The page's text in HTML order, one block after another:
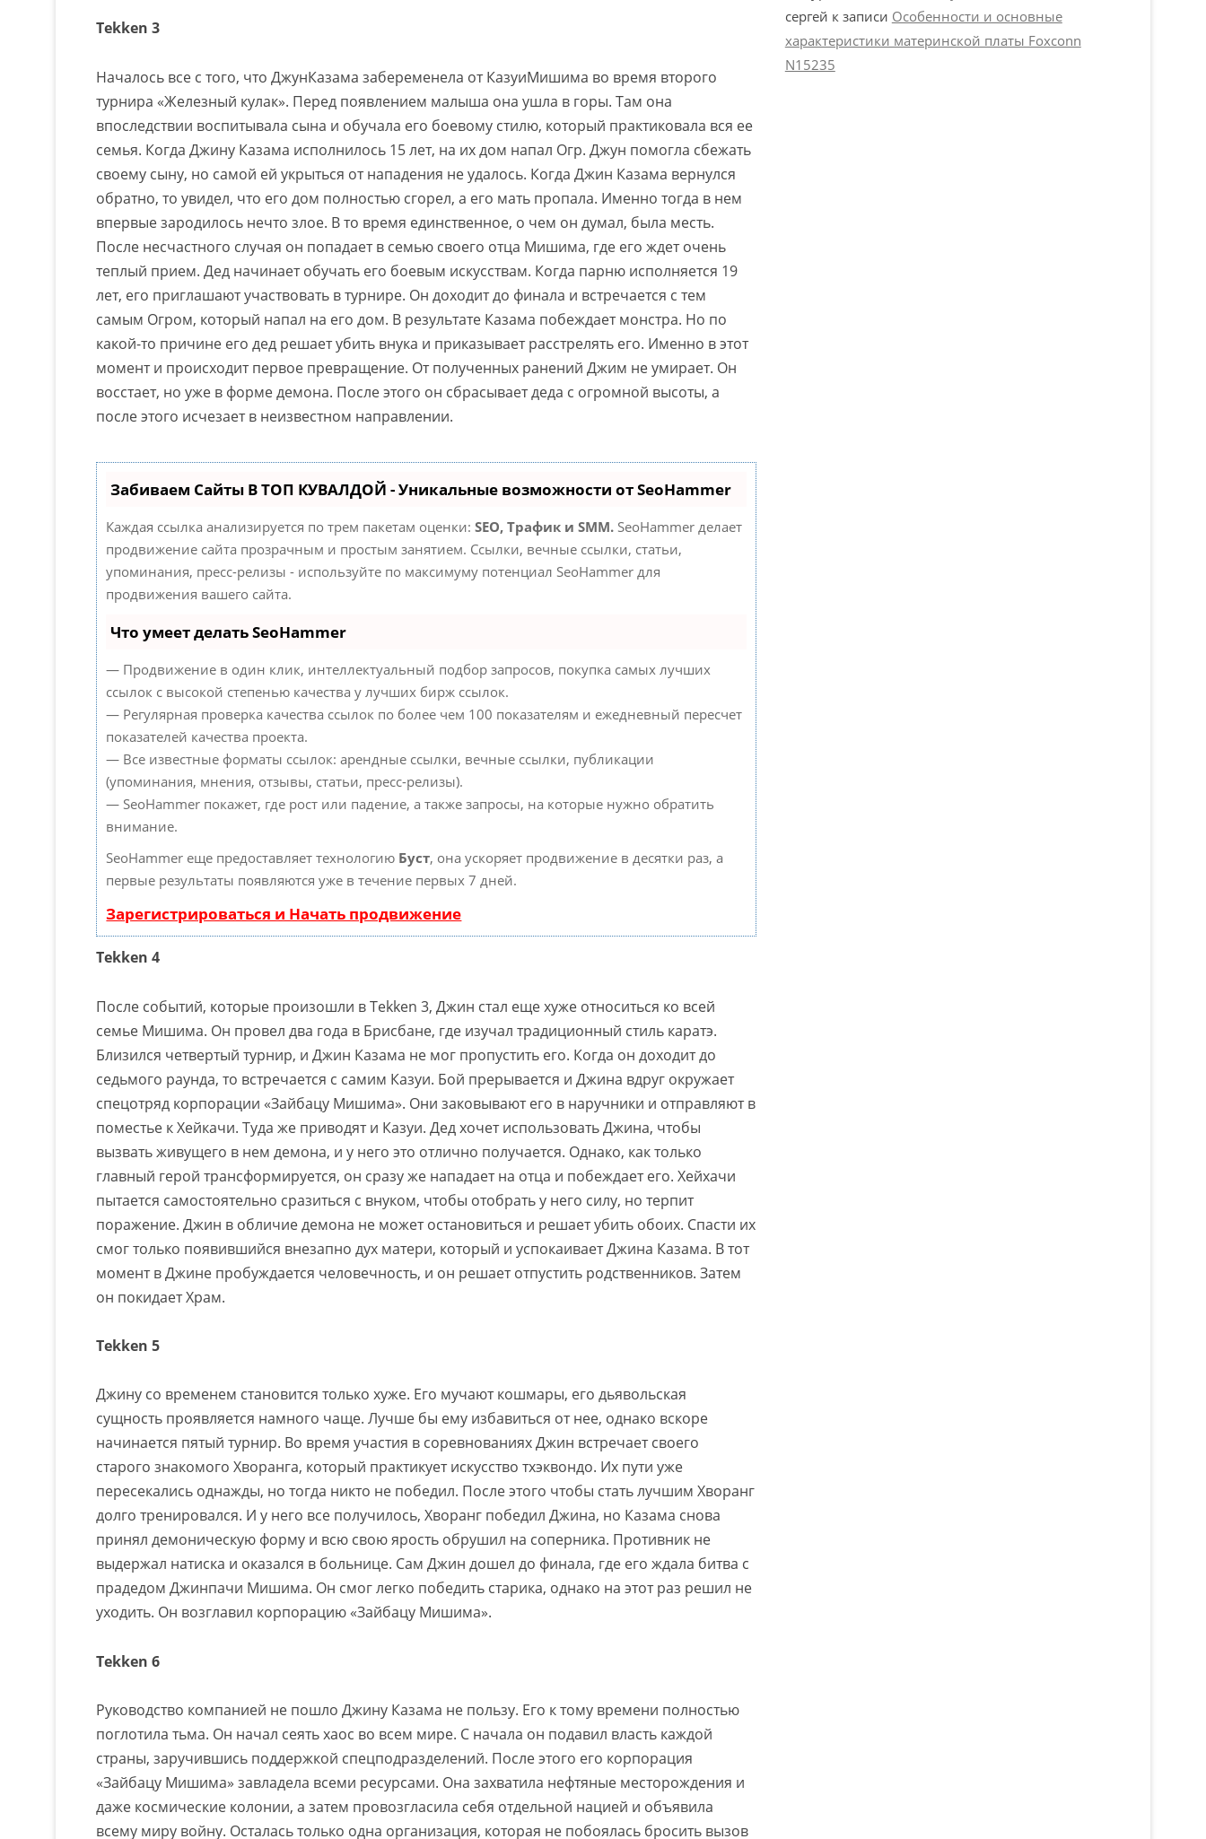
Tekken 3
Началось все с того, что ДжунКазама забеременела от КазуиМишима во время второго
турнира «Железный кулак». Перед появлением малыша она ушла в горы. Там она
впоследствии воспитывала сына и обучала его боевому стилю, который практиковала вся ее
семья. Когда Джину Казама исполнилось 15 лет, на их дом напал Огр. Джун помогла сбежать
своему сыну, но самой ей укрыться от нападения не удалось. Когда Джин Казама вернулся
обратно, то увидел, что его дом полностью сгорел, а его мать пропала. Именно тогда в нем
впервые зародилось нечто злое. В то время единственное, о чем он думал, была месть.
После несчастного случая он попадает в семью своего отца Мишима, где его ждет очень
теплый прием. Дед начинает обучать его боевым искусствам. Когда парню исполняется 19
лет, его приглашают участвовать в турнире. Он доходит до финала и встречается с тем
самым Огром, который напал на его дом. В результате Казама побеждает монстра. Но по
какой-то причине его дед решает убить внука и приказывает расстрелять его. Именно в этот
момент и происходит первое превращение. От полученных ранений Джим не умирает. Он
восстает, но уже в форме демона. После этого он сбрасывает деда с огромной высоты, а
после этого исчезает в неизвестном направлении.
Забиваем Сайты В ТОП КУВАЛДОЙ - Уникальные возможности от SeoHammer
Каждая ссылка анализируется по трем пакетам оценки:SEO, Трафик и SMM. SeoHammer делает
продвижение сайта прозрачным и простым занятием. Ссылки, вечные ссылки, статьи,
упоминания, пресс-релизы - используйте по максимуму потенциал SeoHammer для
продвижения вашего сайта.
Что умеет делать SeoHammer
— Продвижение в один клик, интеллектуальный подбор запросов, покупка самых лучших
ссылок с высокой степенью качества у лучших бирж ссылок.
— Регулярная проверка качества ссылок по более чем 100 показателям и ежедневный пересчет
показателей качества проекта.
— Все известные форматы ссылок: арендные ссылки, вечные ссылки, публикации
(упоминания, мнения, отзывы, статьи, пресс-релизы).
— SeoHammer покажет, где рост или падение, а также запросы, на которые нужно обратить
внимание.
SeoHammer еще предоставляет технологию Буст, она ускоряет продвижение в десятки раз, а
первые результаты появляются уже в течение первых 7 дней.
Зарегистрироваться и Начать продвижение
Tekken 4
После событий, которые произошли в Tekken 3, Джин стал еще хуже относиться ко всей
семье Мишима. Он провел два года в Брисбане, где изучал традиционный стиль каратэ.
Близился четвертый турнир, и Джин Казама не мог пропустить его. Когда он доходит до
седьмого раунда, то встречается с самим Казуи. Бой прерывается и Джина вдруг окружает
спецотряд корпорации «Зайбацу Мишима». Они заковывают его в наручники и отправляют в
поместье к Хейкачи. Туда же приводят и Казуи. Дед хочет использовать Джина, чтобы
вызвать живущего в нем демона, и у него это отлично получается. Однако, как только
главный герой трансформируется, он сразу же нападает на отца и побеждает его. Хейхачи
пытается самостоятельно сразиться с внуком, чтобы отобрать у него силу, но терпит
поражение. Джин в обличие демона не может остановиться и решает убить обоих. Спасти их
смог только появившийся внезапно дух матери, который и успокаивает Джина Казама. В тот
момент в Джине пробуждается человечность, и он решает отпустить родственников. Затем
он покидает Храм.
Tekken 5
Джину со временем становится только хуже. Его мучают кошмары, его дьявольская
сущность проявляется намного чаще. Лучше бы ему избавиться от нее, однако вскоре
начинается пятый турнир. Во время участия в соревнованиях Джин встречает своего
старого знакомого Хворанга, который практикует искусство тхэквондо. Их пути уже
пересекались однажды, но тогда никто не победил. После этого чтобы стать лучшим Хворанг
долго тренировался. И у него все получилось, Хворанг победил Джина, но Казама снова
принял демоническую форму и всю свою ярость обрушил на соперника. Противник не
выдержал натиска и оказался в больнице. Сам Джин дошел до финала, где его ждала битва с
прадедом Джинпачи Мишима. Он смог легко победить старика, однако на этот раз решил не
уходить. Он возглавил корпорацию «Зайбацу Мишима».
Tekken 6
Руководство компанией не пошло Джину Казама не пользу. Его к тому времени полностью
поглотила тьма. Он начал сеять хаос во всем мире. С начала он подавил власть каждой
страны, заручившись поддержкой спецподразделений. После этого его корпорация
«Зайбацу Мишима» завладела всеми ресурсами. Она захватила нефтяные месторождения и
даже космические колонии, а затем провозгласила себя отдельной нацией и объявила
всему миру войну. Осталась только одна организация, которая не побоялась бросить вызов
сергей к записи Особенности и основные
характеристики материнской платы Foxconn
N15235